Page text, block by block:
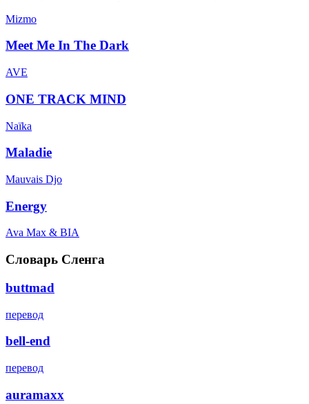
Mizmo
Meet Me In The Dark
AVE
ONE TRACK MIND
Naïka
Maladie
Mauvais Djo
Energy
Ava Max & BIA
Словарь Сленга
buttmad
перевод
bell-end
перевод
auramaxx